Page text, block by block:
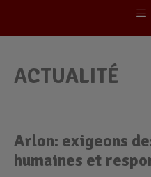
ACTUALITÉ
Arlon: exigeons
humaines et